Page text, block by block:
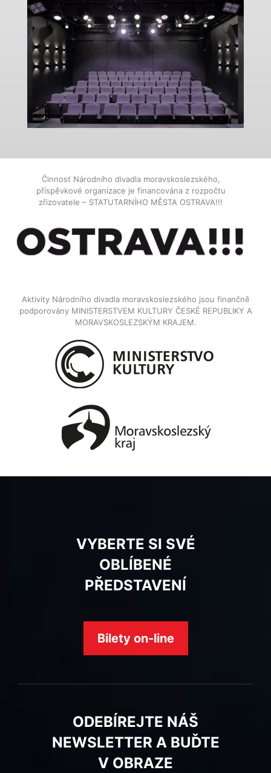
Činnost Národního divadla moravskoslezského,
příspěvkové organizace je financována z rozpočtu
zřizovatele – STATUTARNÍHO MĚSTA OSTRAVA!!!
Aktivity Národního divadla moravskoslezského jsou finančně
podporovány MINISTERSTVEM KULTURY ČESKÉ REPUBLIKY A
MORAVSKOSLEZSKÝM KRAJEM.
VYBERTE SI SVÉ
OBLÍBENÉ
PŘEDSTAVENÍ
Bilety on-line
ODEBÍREJTE NÁŠ
NEWSLETTER A BUĎTE
V OBRAZE